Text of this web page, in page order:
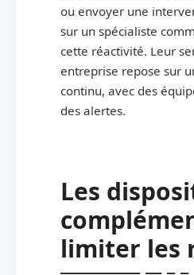
ou envoyer une
sur un spécialiste
cette réactivité. Leur
entreprise repose sur
continu, avec des
des alertes.
Les
limiter les